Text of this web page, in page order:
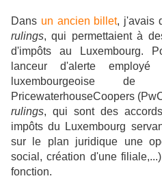
Dans un ancien billet, j'avais
rulings, qui permettaient à
d'impôts au Luxembourg.
lanceur d'alerte e
luxembourgeoise
PricewaterhouseCoopers
rulings, qui sont des
impôts du Luxembourg
sur le plan juridique une
social, création d'une
fonction.